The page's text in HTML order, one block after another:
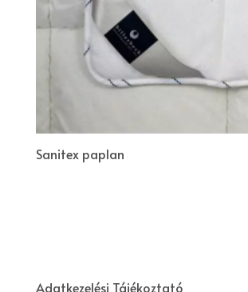
Sanitex paplan
Adatkezelési Tájékoztató